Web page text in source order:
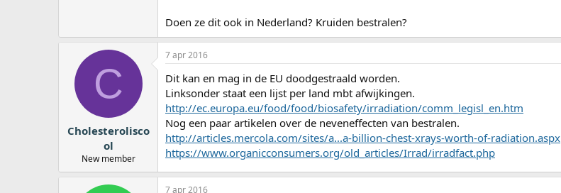
Doen ze dit ook in Nederland? Kruiden bestralen?
C
Cholesterolisco
ol
New member
7 apr 2016
Dit kan en mag in de EU doodgestraald worden.
Linksonder staat een lijst per land mbt afwijkingen.
http://ec.europa.eu/food/food/biosafety/irradiation/comm_legisl_en.htm
Nog een paar artikelen over de neveneffecten van bestralen.
http://articles.mercola.com/sites/a...a-billion-chest-xrays-worth-of-radiation.aspx
https://www.organicconsumers.org/old_articles/Irrad/irradfact.php
7 apr 2016